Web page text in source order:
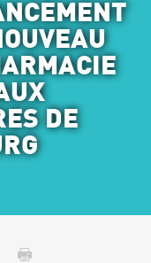
DE
Twitter
sur LinkedIn
Envoyer par e-mail